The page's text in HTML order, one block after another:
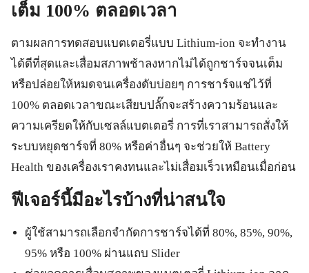
เต็ม 100% ตลอดเวลา
ตามผลการทดสอบแบตเตอรี่แบบ Lithium-ion จะทำงาน
ได้ดีที่สุดและเสื่อมสภาพช้าลงหากไม่ได้ถูกชาร์จจนเต็ม
หรือปล่อยให้หมดจนเครื่องดับบ่อยๆ การชาร์จแช่ไว้ที่
100% ตลอดเวลาขณะเสียบปลั๊กจะสร้างความร้อนและ
ความเครียดให้กับเซลล์แบตเตอรี่ การที่เราสามารถสั่งให้
ระบบหยุดชาร์จที่ 80% หรือค่าอื่นๆ จะช่วยให้ Battery
Health ของเครื่องเราคงทนและไม่เสื่อมเร็วเหมือนเมื่อก่อน
ฟีเจอร์นี้มีอะไรบ้างที่น่าสนใจ
ผู้ใช้สามารถเลือกจำกัดการชาร์จได้ที่ 80%, 85%, 90%,
95% หรือ 100% ผ่านแถบ Slider